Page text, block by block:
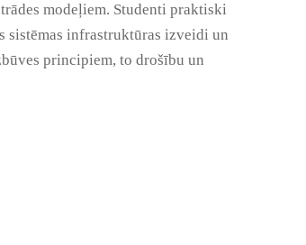
modeļiem. Studenti praktiski
sistēmas infrastruktūras izveidi un
principiem, to drošību un